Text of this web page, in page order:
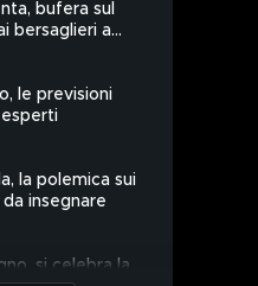
bufera sul
bersaglieri a
le previsioni
la polemica sui
da insegnare
si celebra la